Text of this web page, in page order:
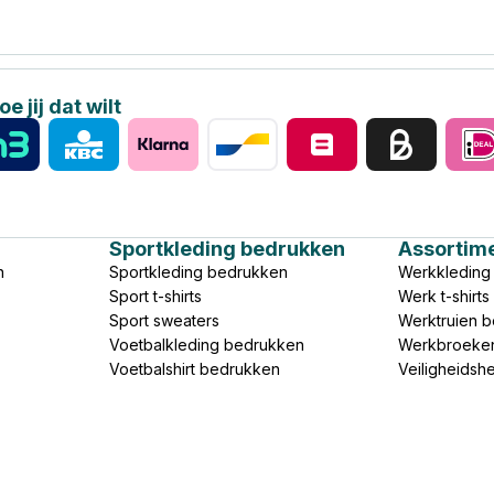
jij dat wilt
Sportkleding bedrukken
Sportkleding bedrukken
Sport t-shirts
Sport sweaters
Voetbalkleding bedrukken
Voetbalshirt bedrukken
Werk t-
Werktruien